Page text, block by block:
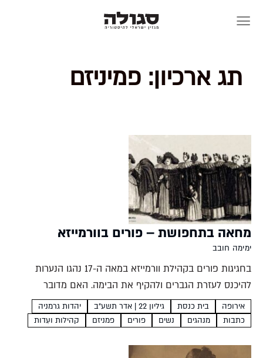
תג ארכיון: פמיניזם
מחאה בתחפושת – פורים בוורמייזא
ימימה חובב
בחגיגות פורים בקהילת וורמייזא במאה ה-17 נהגו הנערות
להיכנס לעזרת הגברים ולהקיף את הבימה. האם מדובר
במחאה פמיניסטית? לאו דווקא; קריאה מדוקדקת בין השורות
על טקסי פורים ועל טקסים נוספים בקהילה, מלמדת על מעמדן
אירופה בית כנסת גיליון 22 | אדר תשע"ב
יהדות גרמניה
כתבות
מנהגים נשים פורים פמניזם קהילות ועֵדות